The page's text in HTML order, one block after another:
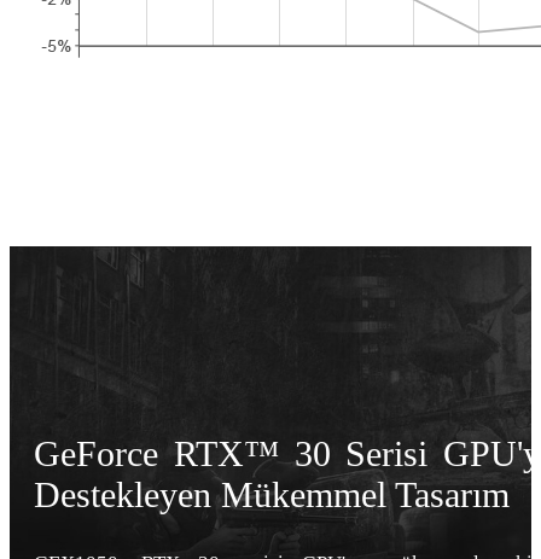
GeForce RTX™ 30 Serisi
Destekleyen Mükemmel Tasarım